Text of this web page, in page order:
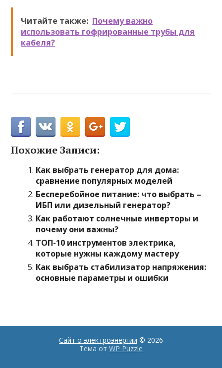
Читайте также: Почему важно
использовать гофрированные трубы для
кабеля?
Похожие Записи:
Как выбрать генератор для дома:
сравнение популярных моделей
Бесперебойное питание: что выбрать –
ИБП или дизельный генератор?
Как работают солнечные инверторы и
почему они важны?
ТОП-10 инструментов электрика,
которые нужны каждому мастеру
Как выбрать стабилизатор напряжения:
основные параметры и ошибки
Сайт о электроэнергии © 2026
Тема от WP Puzzle